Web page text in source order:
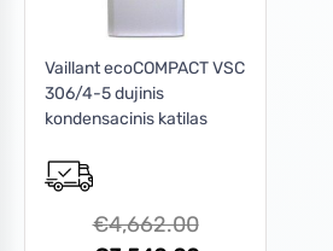
Vaillant ecoCOMPACT VSC
306/4-5 dujinis
kondensacinis katilas
€4,662.00Original